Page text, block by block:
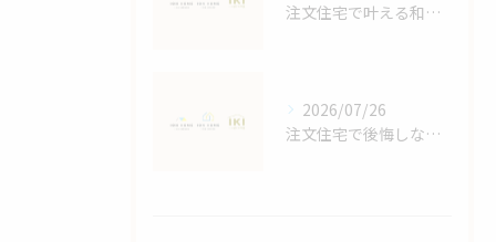
注文住宅で叶える和モダンの家づくり鹿児島県鹿児島市大島郡宇検村で失敗しない選び方
2026/07/26
注文住宅で後悔しないスペースと収納計画の立て方と家族4人に最適な間取りの秘訣